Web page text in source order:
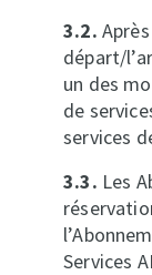
3.2.
départ/
un des
de
services
3.3. Les
Services